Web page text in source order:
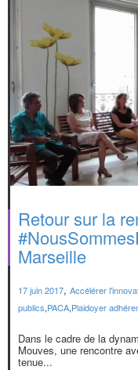
Retour sur la
Marseille
17 juin 2017, Accélérer
publics,PACA,Plaidoyer
Dans le cadre de la
Mouves, une rencontre
tenue...